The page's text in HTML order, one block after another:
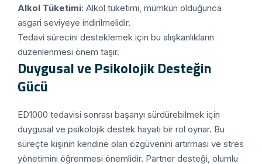
Alkol Tüketimi: Alkol tüketimi, mümkün olduğunca
asgari seviyeye indirilmelidir.
Tedavi sürecini desteklemek için bu alışkanlıkların
düzenlenmesi önem taşır.
Duygusal ve Psikolojik Desteğin
Gücü
ED1000 tedavisi sonrası başarıyı sürdürebilmek için
duygusal ve psikolojik destek hayati bir rol oynar. Bu
süreçte kişinin kendine olan özgüvenini artırması ve stres
yönetimini öğrenmesi önemlidir. Partner desteği, olumlu